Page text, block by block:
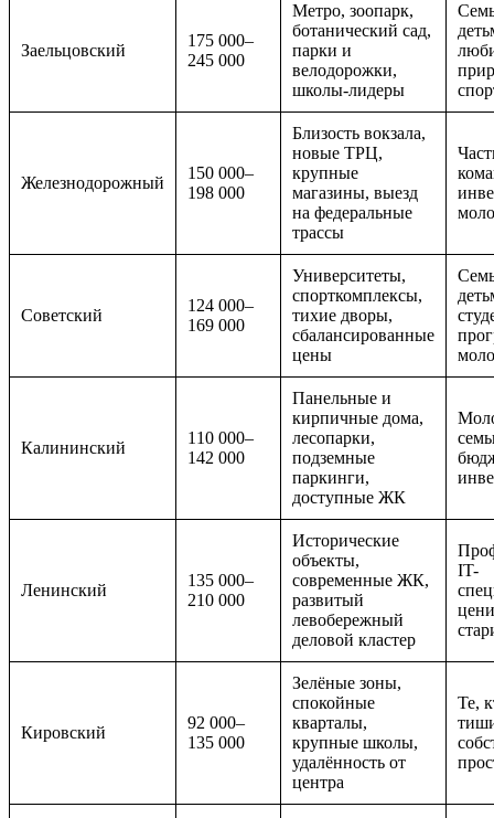
Заельцовский
175 000–
245 000
Метро, зоопарк,
ботанический сад,
парки и
велодорожки,
школы-лидеры
Железнодорожный
150 000–
198 000
Близость вокзала,
новые ТРЦ,
крупные
магазины, выезд
на федеральные
трассы
Советский
124 000–
169 000
Университеты,
спорткомплексы,
тихие дворы,
сбалансированные
цены
Калининский
110 000–
142 000
Панельные и
кирпичные дома,
лесопарки,
подземные
паркинги,
доступные ЖК
Ленинский
135 000–
210 000
Исторические
объекты,
современные ЖК,
развитый
левобережный
деловой кластер
IT-
Кировский
92 000–
135 000
Зелёные зоны,
спокойные
кварталы,
крупные школы,
удалённость от
центра
Те,